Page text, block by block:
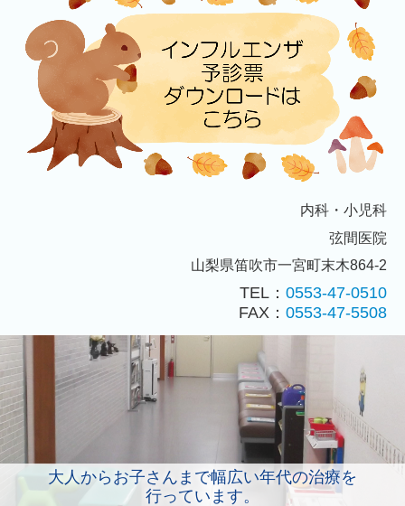
内科・小児科
弦間医院
山梨県笛吹市一宮町末木864-2
TEL： 0553-47-0510
FAX： 0553-47-5508
大人からお子さんまで幅広い年代の治療を
行っています。